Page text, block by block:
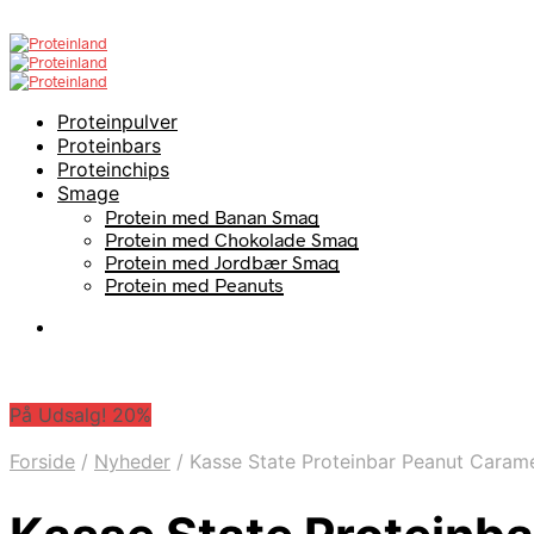
Proteinpulver
Proteinbars
Proteinchips
Smage
Protein med Banan Smag
Protein med Chokolade Smag
Protein med Jordbær Smag
Protein med Peanuts
På Udsalg! 20%
Forside / Nyheder / Kasse State Proteinbar Peanut